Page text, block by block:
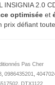
INSIGNIA 2.0
optimisée et
prix défiant
Pas Cher
0986435201
DTX1122